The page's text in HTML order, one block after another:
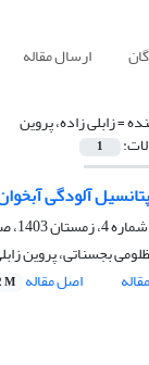
ارسال مقاله
=زابلی زاده، پروین
1
پتانسیل آلودگی
بجسناتی، پروین
اصل مقاله M